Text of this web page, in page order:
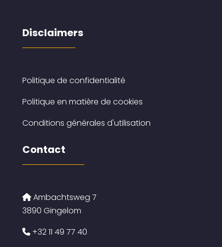
Disclaimers
Politique de confidentialité
Politique en matière de cookies
Conditions générales d'utilisation
Contact
Ambachtsweg 7
3890 Gingelom
+32 11 49 77 40